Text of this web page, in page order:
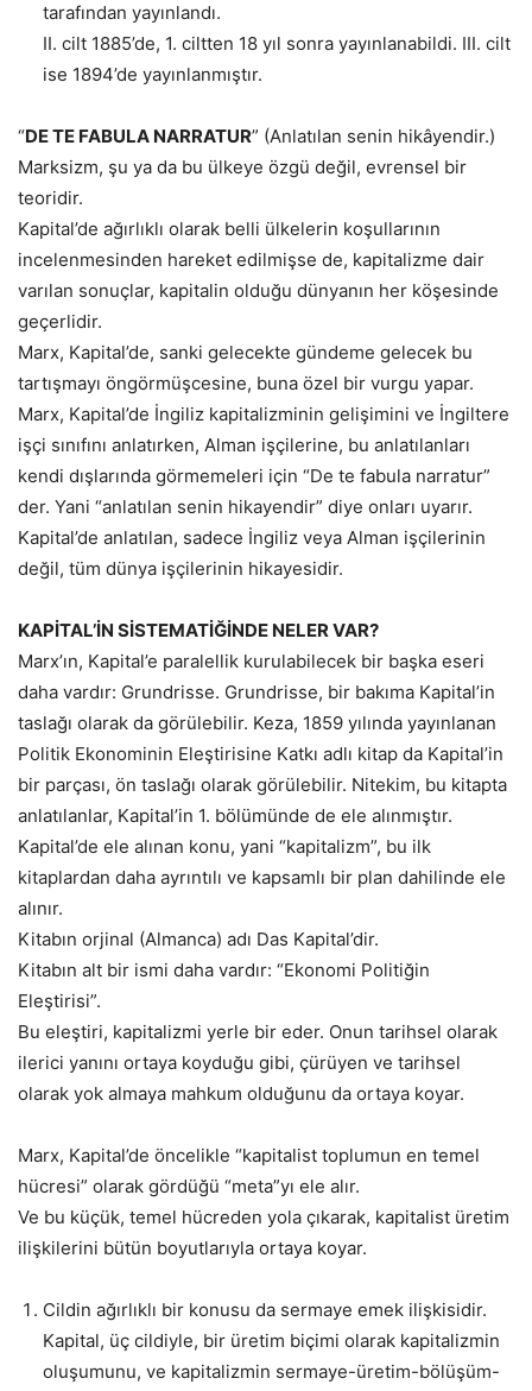
tarafından yayınlandı.
II. cilt 1885’de, 1. ciltten 18 yıl sonra yayınlanabildi. III. cilt
ise 1894’de yayınlanmıştır.
“DE TE FABULA NARRATUR” (Anlatılan senin hikâyendir.)
Marksizm, şu ya da bu ülkeye özgü değil, evrensel bir
teoridir.
Kapital’de ağırlıklı olarak belli ülkelerin koşullarının
incelenmesinden hareket edilmişse de, kapitalizme dair
varılan sonuçlar, kapitalin olduğu dünyanın her köşesinde
geçerlidir.
Marx, Kapital’de, sanki gelecekte gündeme gelecek bu
tartışmayı öngörmüşcesine, buna özel bir vurgu yapar.
Marx, Kapital’de İngiliz kapitalizminin gelişimini ve İngiltere
işçi sınıfını anlatırken, Alman işçilerine, bu anlatılanları
kendi dışlarında görmemeleri için “De te fabula narratur”
der. Yani “anlatılan senin hikayendir” diye onları uyarır.
Kapital’de anlatılan, sadece İngiliz veya Alman işçilerinin
değil, tüm dünya işçilerinin hikayesidir.
KAPİTAL’İN SİSTEMATİĞİNDE NELER VAR?
Marx’ın, Kapital’e paralellik kurulabilecek bir başka eseri
daha vardır: Grundrisse. Grundrisse, bir bakıma Kapital’in
taslağı olarak da görülebilir. Keza, 1859 yılında yayınlanan
Politik Ekonominin Eleştirisine Katkı adlı kitap da Kapital’in
bir parçası, ön taslağı olarak görülebilir. Nitekim, bu kitapta
anlatılanlar, Kapital’in 1. bölümünde de ele alınmıştır.
Kapital’de ele alınan konu, yani “kapitalizm”, bu ilk
kitaplardan daha ayrıntılı ve kapsamlı bir plan dahilinde ele
alınır.
Kitabın orjinal (Almanca) adı Das Kapital’dir.
Kitabın alt bir ismi daha vardır: “Ekonomi Politiğin
Eleştirisi”.
Bu eleştiri, kapitalizmi yerle bir eder. Onun tarihsel olarak
ilerici yanını ortaya koyduğu gibi, çürüyen ve tarihsel
olarak yok almaya mahkum olduğunu da ortaya koyar.
Marx, Kapital’de öncelikle “kapitalist toplumun en temel
hücresi” olarak gördüğü “meta”yı ele alır.
Ve bu küçük, temel hücreden yola çıkarak, kapitalist üretim
ilişkilerini bütün boyutlarıyla ortaya koyar.
Cildin ağırlıklı bir konusu da sermaye emek ilişkisidir.
Kapital, üç cildiyle, bir üretim biçimi olarak kapitalizmin
oluşumunu, ve kapitalizmin sermaye-üretim-bölüşüm-